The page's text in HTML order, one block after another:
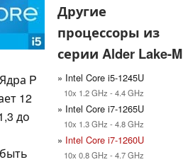
P
12
до
Другие
процессоры из
серии Alder Lake-M
» Intel Core i5-1245U
10x 1.2 GHz - 4.4 GHz
» Intel Core i7-1265U
10x 1.3 GHz - 4.8 GHz
» Intel Core i7-1260U
10x 0.8 GHz - 4.7 GHz